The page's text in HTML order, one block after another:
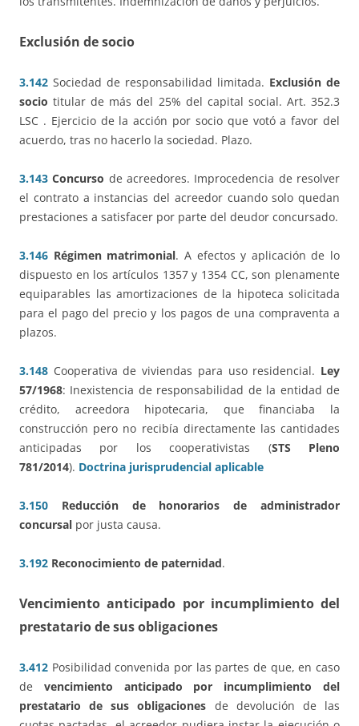
Exclusión de socio
3.142 Sociedad de responsabilidad limitada. Exclusión de
socio titular de más del 25% del capital social. Art. 352.3
LSC . Ejercicio de la acción por socio que votó a favor del
acuerdo, tras no hacerlo la sociedad. Plazo.
3.143Concurso de acreedores. Improcedencia de resolver
el contrato a instancias del acreedor cuando solo quedan
prestaciones a satisfacer por parte del deudor concursado.
3.146 Régimen matrimonial. A efectos y aplicación de lo
dispuesto en los artículos 1357 y 1354 CC, son plenamente
equiparables las amortizaciones de la hipoteca solicitada
para el pago del precio y los pagos de una compraventa a
plazos.
3.148 Cooperativa de viviendas para uso residencial. Ley
57/1968: Inexistencia de responsabilidad de la entidad de
crédito, acreedora hipotecaria, que financiaba la
construcción pero no recibía directamente las cantidades
anticipadas por los cooperativistas (STS Pleno
781/2014). Doctrina jurisprudencial aplicable
3.150
Reducción de honorarios de administrador
concursal por justa causa.
3.192 Reconocimiento de paternidad.
Vencimiento anticipado por incumplimiento del
prestatario de sus obligaciones
3.412 Posibilidad convenida por las partes de que, en caso
de vencimiento anticipado por incumplimiento del
prestatario de sus obligaciones de devolución de las